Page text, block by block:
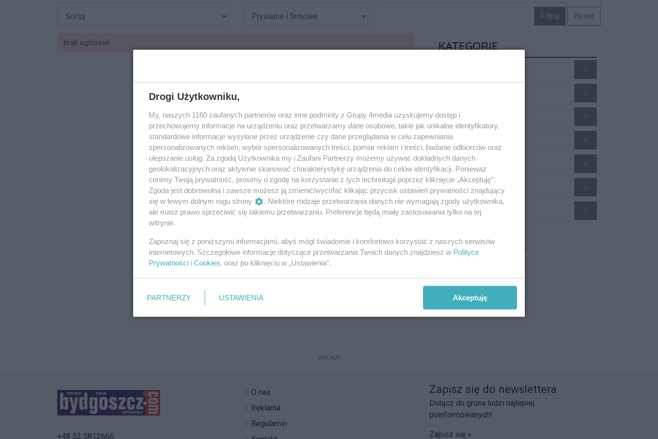
Filtruj Reset
Brak ogłoszeń KATEGORIE
Motoryzacja
Usługi
Elektronika
Drobne
Damsko-męskie
REKLAMA
REKLAMA
REKLAMA
+48 52 5812666
O nas
Reklama
Regulamin
Zapisz się do newslettera
Dołącz do grona ludzi najlepiej
poinformowanych!
Zapisz się »
Drogi Użytkowniku,
My, naszych 1160 zaufanych partnerów oraz inne podmioty z Grupy 4media uzyskujemy dostęp i
przechowujemy informacje na urządzeniu oraz przetwarzamy dane osobowe, takie jak unikalne identyfikatory,
standardowe informacje wysyłane przez urządzenie czy dane przeglądania w celu zapewniania
spersonalizowanych reklam, wybór spersonalizowanych treści, pomiar reklam i treści, badanie odbiorców oraz
ulepszanie usług. Za zgodą Użytkownika my i Zaufani Partnerzy możemy używać dokładnych danych
geolokalizacyjnych oraz aktywnie skanować charakterystykę urządzenia do celów identyfikacji. Ponieważ
cenimy Twoją prywatność, prosimy o zgodę na korzystanie z tych technologii poprzez kliknięcie „Akceptuję”.
Zgoda jest dobrowolna i zawsze możesz ją zmienić/wycofać klikając przycisk ustawień prywatności znajdujący
się w lewym dolnym rogu strony
. Niektóre rodzaje przetwarzania danych nie wymagają zgody użytkownika,
ale masz prawo sprzeciwić się takiemu przetwarzaniu. Preferencje będą miały zastosowania tylko na tej
witrynie.
Zapoznaj się z poniższymi informacjami, abyś mógł świadomie i komfortowo korzystać z naszych serwisów
internetowych. Szczegółowe informacje dotyczące przetwarzania Twoich danych znajdziesz w Polityce
Prywatności i Cookies. oraz po kliknięciu w „Ustawienia”.
PARTNERZY USTAWIENIA Akceptuję